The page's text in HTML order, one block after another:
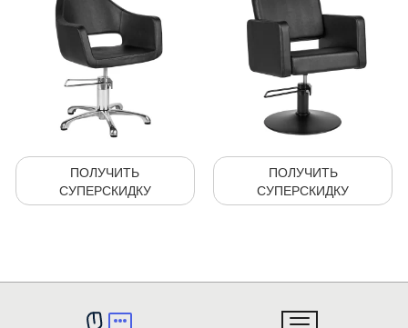
ПОЛУЧИТЬ
СУПЕРСКИДКУ
ПОЛУЧИТЬ
СУПЕРСКИДКУ